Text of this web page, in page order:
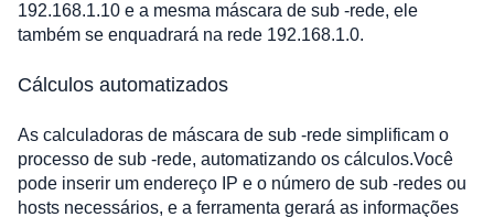
192.168.1.10 e a mesma máscara de sub -rede, ele
também se enquadrará na rede 192.168.1.0.
Cálculos automatizados
As calculadoras de máscara de sub -rede simplificam o
processo de sub -rede, automatizando os cálculos.Você
pode inserir um endereço IP e o número de sub -redes ou
hosts necessários, e a ferramenta gerará as informações